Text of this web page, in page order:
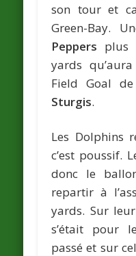
son tour et
Green-Bay.
Peppers plus
yards
Field Goal
Sturgis.
Les Dolphins
c’est poussif.
donc le
repartir à
yards. Sur
s’était pour
passé et sur